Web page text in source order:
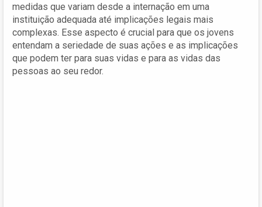
medidas que variam desde a internação em uma
instituição adequada até implicações legais mais
complexas. Esse aspecto é crucial para que os jovens
entendam a seriedade de suas ações e as implicações
que podem ter para suas vidas e para as vidas das
pessoas ao seu redor.